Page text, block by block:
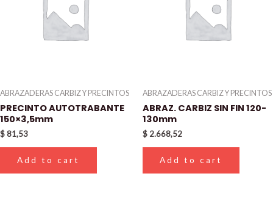
ABRAZADERAS CARBIZ Y PRECINTOS
PRECINTO AUTOTRABANTE
150×3,5mm
$81,53
Add to cart
ABRAZADERAS CARBIZ Y PRECINTOS
ABRAZ. CARBIZ SIN FIN 120-
130mm
$ 2.668,52
Add to cart